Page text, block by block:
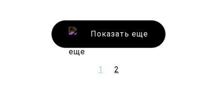
Показать еще
1 2